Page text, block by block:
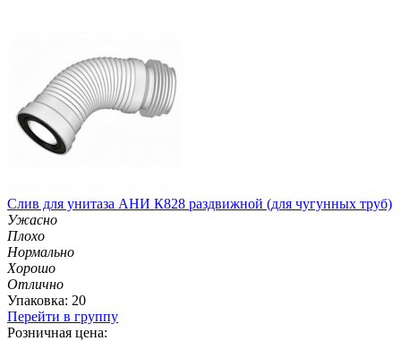
Слив для унитаза АНИ К828 раздвижной (для чугунных труб)
Ужасно
Плохо
Нормально
Хорошо
Отлично
Упаковка: 20
Перейти в группу
Розничная цена: